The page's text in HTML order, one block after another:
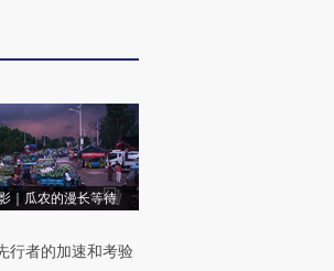
｜瓜农的漫长等待
行者的加速和考验